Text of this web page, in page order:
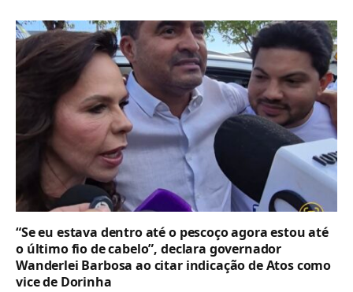
“Se eu estava dentro até o pescoço agora estou até
o último fio de cabelo”, declara governador
Wanderlei Barbosa ao citar indicação de Atos como
vice de Dorinha